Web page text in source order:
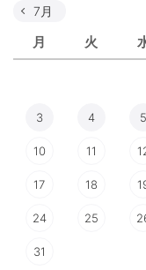
月 火
7月
3 4 5
10 11
17 18
24 25
31